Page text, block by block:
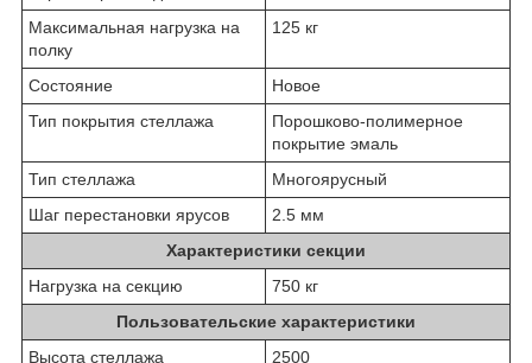
Максимальная нагрузка на
полку
125 кг
Состояние
Новое
Тип покрытия стеллажа
Порошково-полимерное
покрытие эмаль
Тип стеллажа
Многоярусный
Шаг перестановки ярусов
2.5 мм
Характеристики секции
Нагрузка на секцию
750 кг
Пользовательские характеристики
Высота стеллажа
2500